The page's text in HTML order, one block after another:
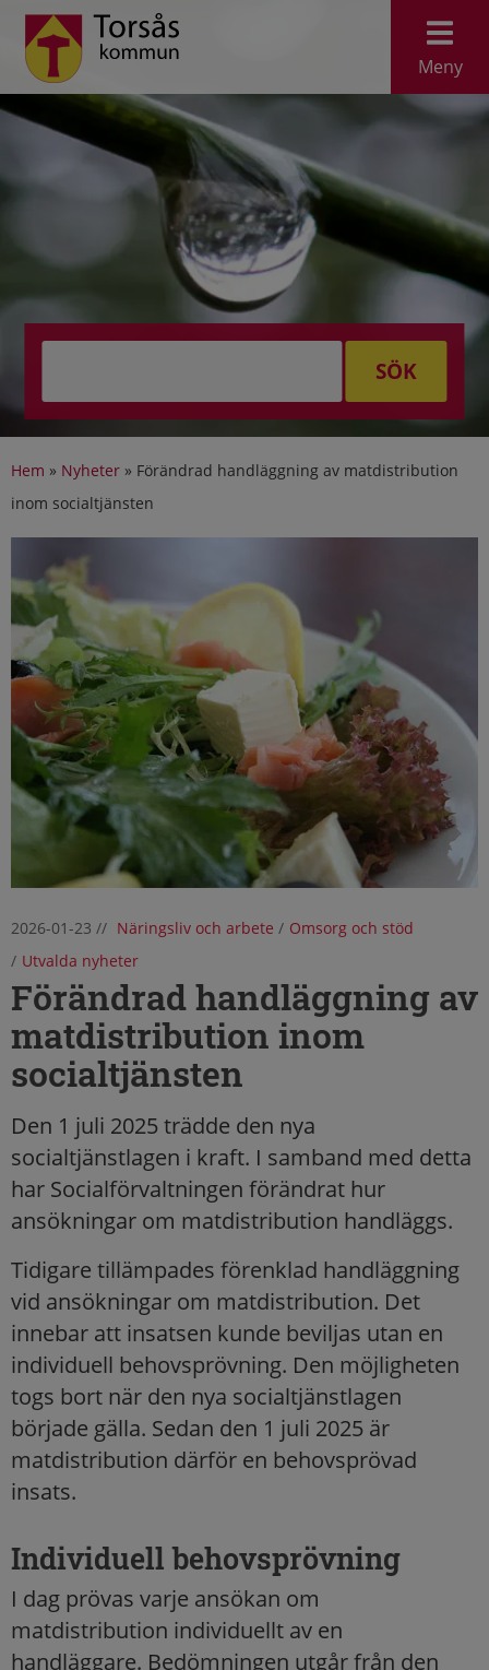
Meny
SÖK
Hem » Nyheter » Förändrad handläggning av matdistribution
inom socialtjänsten
2026-01-23 // Näringsliv och arbete / Omsorg och stöd
/ Utvalda nyheter
Förändrad handläggning av
matdistribution inom
socialtjänsten
Den 1 juli 2025 trädde den nya
socialtjänstlagen i kraft. I samband med detta
har Socialförvaltningen förändrat hur
ansökningar om matdistribution handläggs.
Tidigare tillämpades förenklad handläggning
vid ansökningar om matdistribution. Det
innebar att insatsen kunde beviljas utan en
individuell behovsprövning. Den möjligheten
togs bort när den nya socialtjänstlagen
började gälla. Sedan den 1 juli 2025 är
matdistribution därför en behovsprövad
insats.
Individuell behovsprövning
I dag prövas varje ansökan om
matdistribution individuellt av en
handläggare. Bedömningen utgår från den